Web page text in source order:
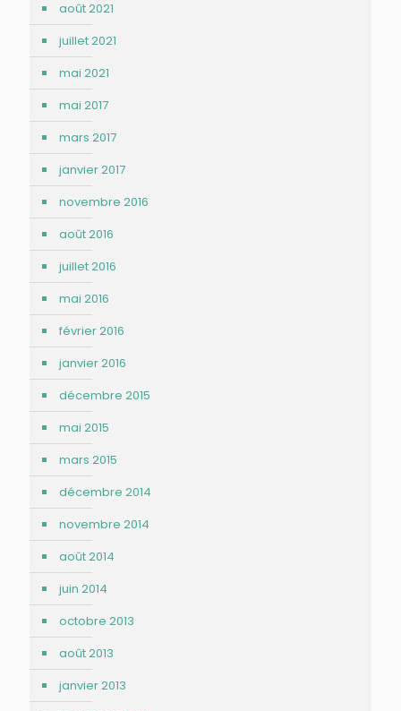
août 2021
juillet 2021
mai 2021
mai 2017
mars 2017
janvier 2017
novembre 2016
août 2016
juillet 2016
mai 2016
février 2016
janvier 2016
décembre 2015
mai 2015
mars 2015
décembre 2014
novembre 2014
août 2014
juin 2014
octobre 2013
août 2013
janvier 2013